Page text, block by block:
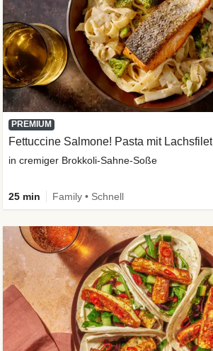
PREMIUM
Fettuccine Salmone! Pasta mit Lachsfilet
in cremiger Brokkoli-Sahne-Soße
25 min Family • Schnell